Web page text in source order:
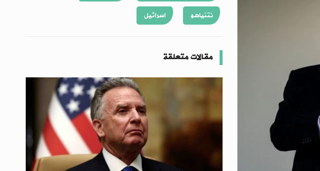
نتنياهو
اسرائيل
مقالات متعلقة